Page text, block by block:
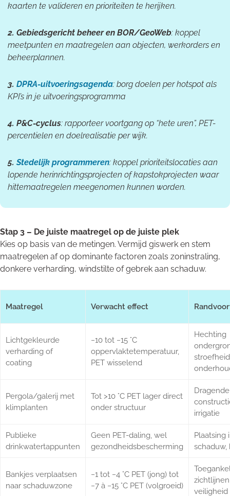
kaarten te valideren en prioriteiten te herijken.
2. Gebiedsgericht beheer en BOR/GeoWeb: koppel
meetpunten en maatregelen aan objecten, werkorders en
beheerplannen.
3. DPRA-uitvoeringsagenda: borg doelen per hotspot als
KPI’s in je uitvoeringsprogramma
4. P&C-cyclus: rapporteer voortgang op “hete uren”, PET-
percentielen en doelrealisatie per wijk.
5.Stedelijk programmeren: koppel prioriteitslocaties aan
lopende herinrichtingsprojecten of kapstokprojecten waar
hittemaatregelen meegenomen kunnen worden.
Stap 3 – De juiste maatregel op de juiste plek
Kies op basis van de metingen. Vermijd giswerk en stem
maatregelen af op dominante factoren zoals zoninstraling,
donkere verharding, windstilte of gebrek aan schaduw.
Maatregel Verwacht effect
Lichtgekleurde
verharding of
coating
−10 tot −15 °C
oppervlaktetemperatuur,
PET wisselend
Hechting
Pergola/galerij met
klimplanten
Tot >10 °C PET lager direct
onder structuur
Dragende
irrigatie
Publieke
drinkwatertappunten
Geen PET-daling, wel
gezondheidsbescherming
Plaatsing
schaduw,
Bankjes verplaatsen
naar schaduwzone
−1 tot −4 °C PET (jong) tot
−7 à −15 °C PET (volgroeid)
veiligheid